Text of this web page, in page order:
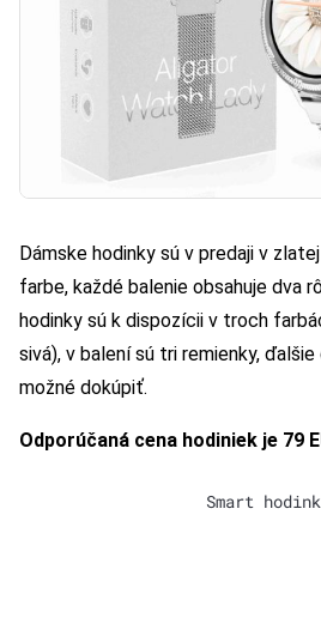
Dámske hodinky sú v predaji v
farbe, každé balenie obsahuje dva
hodinky sú k dispozícii v troch
sivá), v balení sú tri remienky,
možné dokúpiť.
Odporúčaná cena hodiniek je 79
Smart